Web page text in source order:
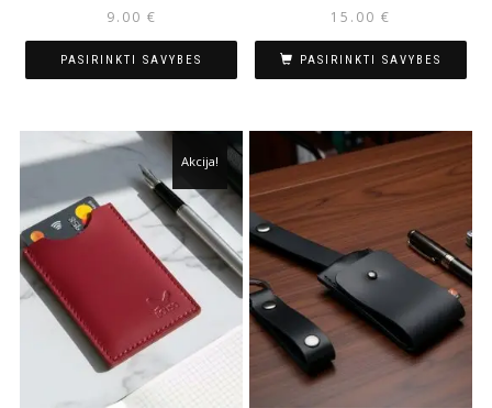
9.00 €
PASIRINKTI SAVYBES
15.00 €
PASIRINKTI SAVYBES
Akcija!